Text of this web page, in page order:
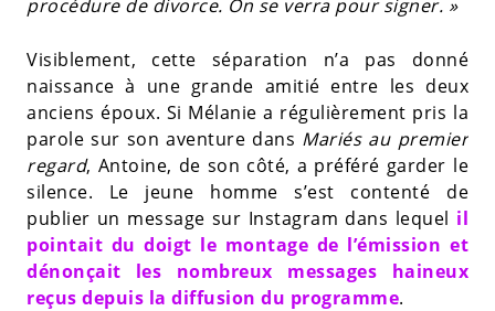
procédure de divorce. On se verra pour signer. »
Visiblement, cette séparation n’a pas donné
naissance à une grande amitié entre les deux
anciens époux. Si Mélanie a régulièrement pris la
parole sur son aventure dans Mariés au premier
regard, Antoine, de son côté, a préféré garder le
silence. Le jeune homme s’est contenté de
publier un message sur Instagram dans lequel il
pointait du doigt le montage de l’émission et
dénonçait les nombreux messages haineux
reçus depuis la diffusion du programme.